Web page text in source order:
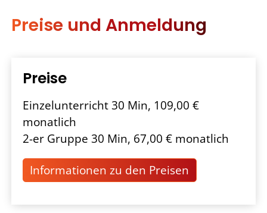
Preise und Anmeldung
Preise
Einzelunterricht 30 Min, 109,00 €
monatlich
2-er Gruppe 30 Min, 67,00 € monatlich
Informationen zu den Preisen